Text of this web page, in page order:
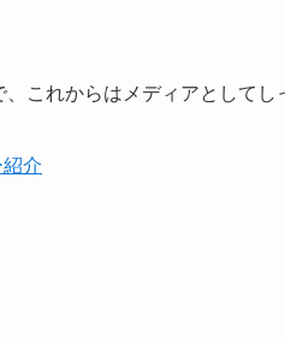
これからはメディアとしてし
介